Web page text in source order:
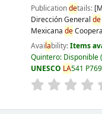
Publicationdetails:
Dirección General de
Mexicana de
Availability:Items
Quintero: Disponible
UNESCO LA541